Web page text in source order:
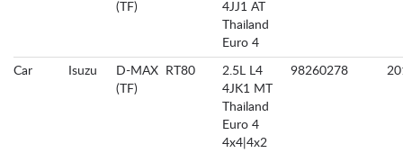
(TF)
4JJ1 AT
Thailand
Euro 4
Car Isuzu
D-MAX
(TF)
RT80
2.5L L4
4JK1 MT
Thailand
Euro 4
4x4|4x2
98260278